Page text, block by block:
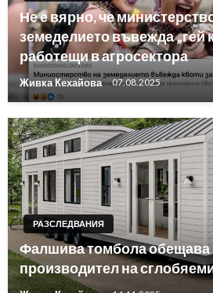
Не е вярно, че
земеделието въвежда „гей
работещи в агросектора
Живка Кехайова 07.08.2025
РАЗСЛЕДВАНИЯ
Фалшива томбола обещава
производител на